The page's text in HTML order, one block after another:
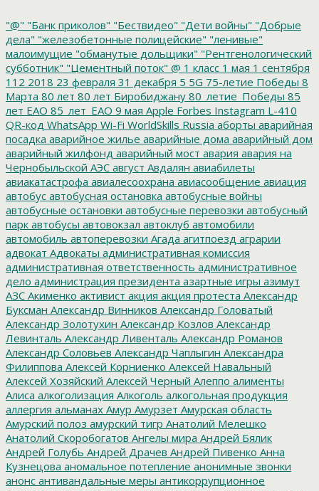
"@" "Банк приколов" "Бествидео" "Дети войны" "Добрые
дела" "железобетонные полицейские" "ленивые"
малоимущие "обманутые дольщики" "Рентгенологический
субботник" "Цементный поток" @ 1 класс 1 мая 1 сентября
112 2018 23 февраля 31 декабря 5 5G 75-летие Победы 8
Марта 80 лет 80 лет Биробиджану 80_летие_Победы 85
лет ЕАО 85_лет_ЕАО 9 мая Apple Forbes Instagram L-410
QR-код WhatsApp Wi-Fi WorldSkills Russia аборты аварийная
посадка аварийное жилье аварийные дома аварийный дом
аварийный жилфонд аварийный мост авария авария на
Чернобыльской АЭС август Авдалян авиабилеты
авиакатастрофа авиалесоохрана авиасообщение авиация
автобус автобусная остановка автобусные войны
автобусные остановки автобусные перевозки автобусный
парк автобусы автовокзал автоклуб автомобили
автомобиль автоперевозки Агада агитпоезд аграрии
адвокат Адвокаты административная комиссия
административная ответственность административное
дело администрация президента азартные игры азимут
АЗС Акименко активист акция акция протеста Александр
Буксман Александр Винников Александр Головатый
Александр Золотухин Александр Козлов Александр
Левинталь Александр Ливенталь Александр Романов
Александр Соловьев Александр Чаплыгин Александра
Филиппова Алексей Корниенко Алексей Навальный
Алексей Хозяйский Алексей Черный Алеппо алименты
Алиса алкоголизация Алкоголь алкогольная продукция
аллергия альманах Амур Амурзет Амурская область
Амурский полоз амурский тигр Анатолий Мелешко
Анатолий Скоробогатов Ангелы мира Андрей Бялик
Андрей Голубь Андрей Драчев Андрей Пивенко Анна
Кузнецова аномальное потепление анонимные звонки
анонс антивандальные меры антикоррупционное